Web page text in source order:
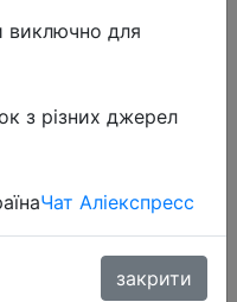
Dual Band
виключно для
з різних джерел
Чат Аліекспресс
закрити